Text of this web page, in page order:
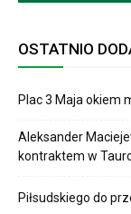
OSTATNIO
Plac 3 Maja okiem
Aleksander
kontraktem w
Piłsudskiego do